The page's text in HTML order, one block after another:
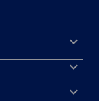
keyboard_arrow_down
keyboard_arrow_down
keyboard_arrow_down